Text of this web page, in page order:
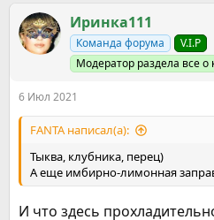
к
ц
и
Иринка111
Команда форума
V.I.P
Модератор раздела все о
6 Июл 2021
FANTA написал(а):
Тыква, клубника, перец)
А еще имбирно-лимонная
И что здесь